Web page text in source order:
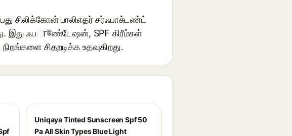
சிலிக்கோன் பாலிஎதர் சர்ஃபாக்டண்ட்
இது ஃபाউண்டேஷன், SPF கிரீம்கள்
சிதறடிக்க உதவுகிறது.
Uniqaya Tinted Sunscreen Spf 50
Pa All Skin Types Blue Light